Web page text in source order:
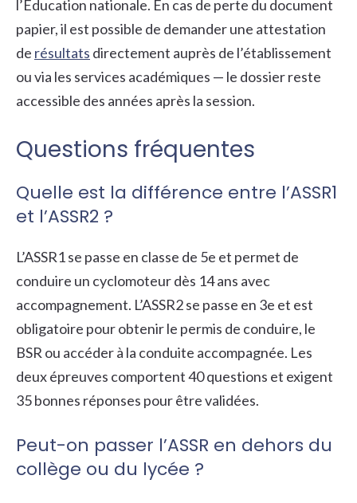
l’Éducation nationale. En cas de perte du document
papier, il est possible de demander une attestation
de résultats directement auprès de l’établissement
ou via les services académiques — le dossier reste
accessible des années après la session.
Questions fréquentes
Quelle est la différence entre l’ASSR1
et l’ASSR2 ?
L’ASSR1 se passe en classe de 5e et permet de
conduire un cyclomoteur dès 14 ans avec
accompagnement. L’ASSR2 se passe en 3e et est
obligatoire pour obtenir le permis de conduire, le
BSR ou accéder à la conduite accompagnée. Les
deux épreuves comportent 40 questions et exigent
35 bonnes réponses pour être validées.
Peut-on passer l’ASSR en dehors du
collège ou du lycée ?